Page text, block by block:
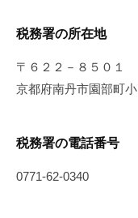
税務署の所在地
〒６２２－８５０１
京都府南丹市園部町
税務署の電話番号
0771-62-0340